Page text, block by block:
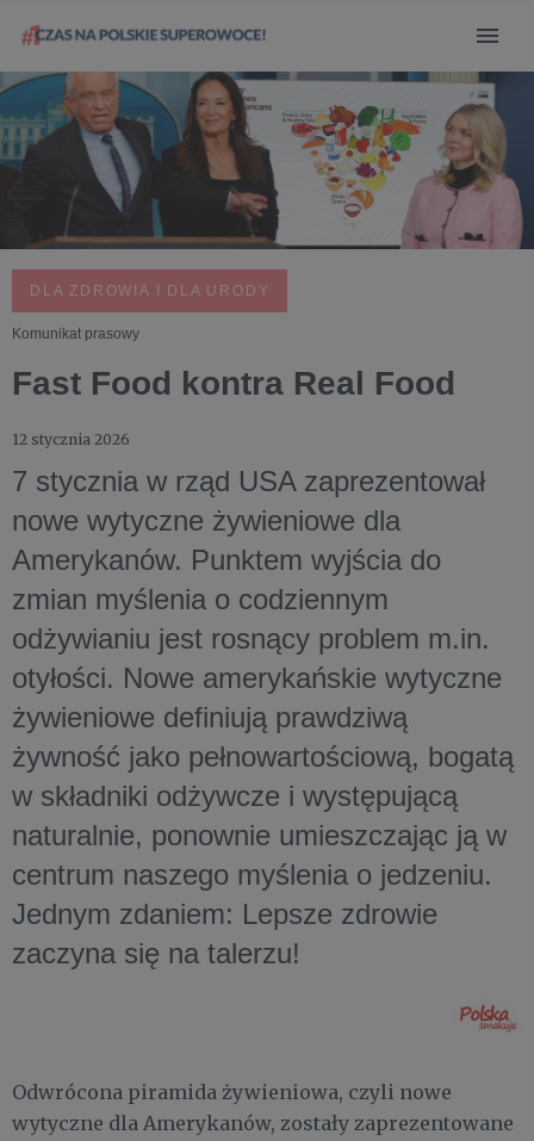
DLA ZDROWIA I DLA URODY
Komunikat prasowy
Fast Food kontra Real Food
12 stycznia 2026
7 stycznia w rząd USA zaprezentował
nowe wytyczne żywieniowe dla
Amerykanów. Punktem wyjścia do
zmian myślenia o codziennym
odżywianiu jest rosnący problem m.in.
otyłości. Nowe amerykańskie wytyczne
żywieniowe definiują prawdziwą
żywność jako pełnowartościową, bogatą
w składniki odżywcze i występującą
naturalnie, ponownie umieszczając ją w
centrum naszego myślenia o jedzeniu.
Jednym zdaniem: Lepsze zdrowie
zaczyna się na talerzu!
Odwrócona piramida żywieniowa, czyli nowe
wytyczne dla Amerykanów, zostały zaprezentowane